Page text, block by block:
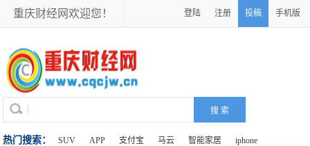
重庆财经网欢迎您！ 登陆 注册 投稿 手机版
热门搜索： SUV APP 支付宝 马云 智能家居 iphone